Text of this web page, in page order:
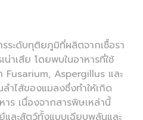
ระดับทุติยภูมิที่ผลิตจากเชื้อรา
น่าเสีย โดยพบในอาหารที่ใช้
Fusarium, Aspergillus และ
ำไส้ของแมลงซึ่งทำให้เกิด
ร เนื่องจากสารพิษเหล่านี้
ละสัตว์ทั้งแบบเฉียบพลันและ